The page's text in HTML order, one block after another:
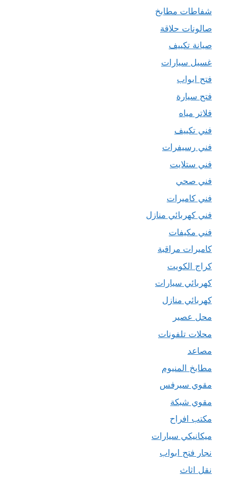
شفاطات مطابخ
صالونات حلاقة
صيانة تكييف
غسيل سيارات
فتح ابواب
فتح سيارة
فلاتر مياه
فني تكييف
فني رسيفرات
فني ستلايت
فني صحي
فني كاميرات
فني كهربائي منازل
فني مكيفات
كاميرات مراقبة
كراج الكويت
كهربائي سيارات
كهربائي منازل
محل عصير
محلات تلفونات
مصاعد
مطابخ المنيوم
مقوي سيرفس
مقوي شبكة
مكتب افراح
ميكانيكي سيارات
نجار فتح ابواب
نقل اثاث